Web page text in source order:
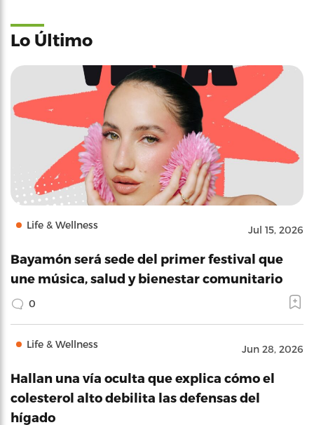
Lo Último
Life & Wellness Jul 15, 2026
Bayamón será sede del primer festival que
une música, salud y bienestar comunitario
0
Life & Wellness Jun 28, 2026
Hallan una vía oculta que explica cómo el
colesterol alto debilita las defensas del
hígado